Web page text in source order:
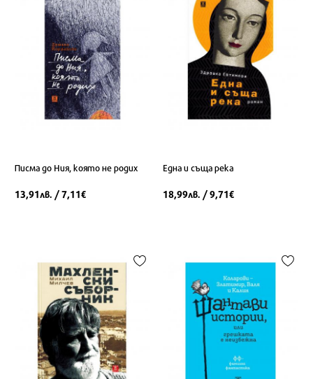
Писма до Ния, която не родих
13,91лв. / 7,11€
Една и съща река
18,99лв. / 9,71€